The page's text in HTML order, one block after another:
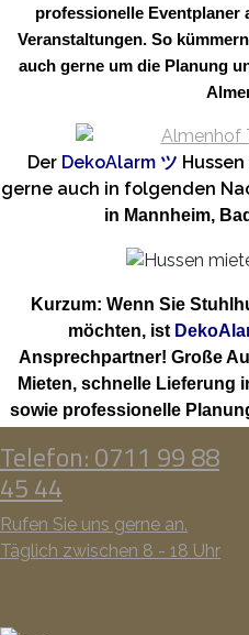
professionelle Eventplaner
Veranstaltungen. So
auch gerne um die Planung
Der DekoAlarm ツ
gerne auch in folgenden
in Mannheim,
Kurzum: Wenn Sie
möchten, ist
Ansprechpartner! Große
Mieten, schnelle Lieferung
sowie professionelle
Telefon: 0711 99 88
45 44
Rufen Sie uns gerne an.
Täglich zwischen 8 - 18 Uhr